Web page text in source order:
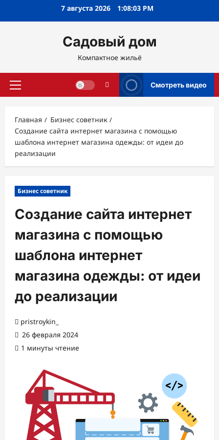
7 августа 2026 1:08:04 PM
Садовый дом
Компактное жильё
Основное
Смотреть видео
Главная
Бизнес советник
Создание сайта интернет магазина с помощью
шаблона интернет магазина одежды: от идеи до
реализации
Бизнес советник
Создание сайта интернет
магазина с помощью
шаблона интернет
магазина одежды: от идеи
до реализации
pristroykin_
26 февраля 2024
1 минуты чтение